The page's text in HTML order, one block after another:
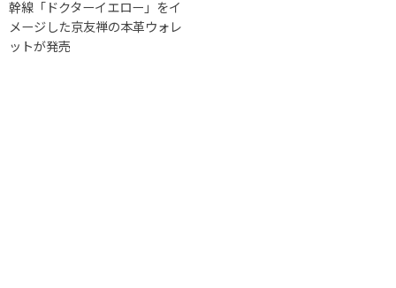
幹線「ドクターイエロー」をイ
メージした京友禅の本革ウォレ
ットが発売